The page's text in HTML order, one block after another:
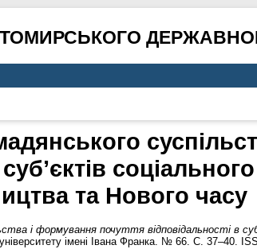
та Нового часу
і формування почуття відповідальності в
імені Івана Франка. № 66. С. 37–40.